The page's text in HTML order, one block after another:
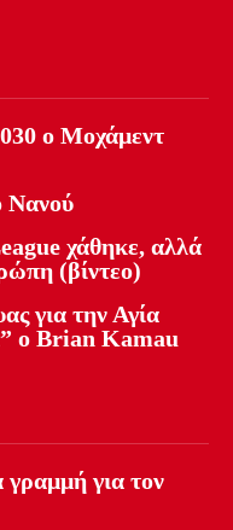
ο Μοχάμεντ
Νανού
χάθηκε, αλλά
(βίντεο)
για την Αγία
ο Brian Kamau
για τον